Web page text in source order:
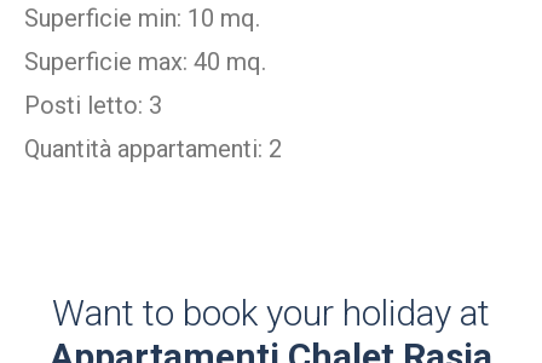
Superficie min: 10 mq.
Superficie max: 40 mq.
Posti letto: 3
Quantità appartamenti: 2
Want to book your holiday at